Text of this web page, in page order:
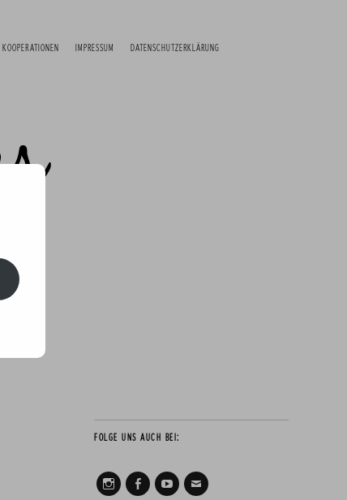
KOOPERATIONEN IMPRESSUM DATENSCHUTZERKLÄRUNG
FOLGE UNS AUCH BEI: